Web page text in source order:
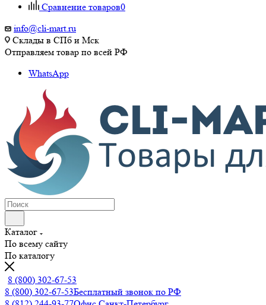
Сравнение товаров0
info@cli-mart.ru
Склады в СПб и Мск
Отправляем товар по всей РФ
WhatsApp
Каталог
По всему сайту
По каталогу
8 (800) 302-67-53
8 (800) 302-67-53Бесплатный звонок по РФ